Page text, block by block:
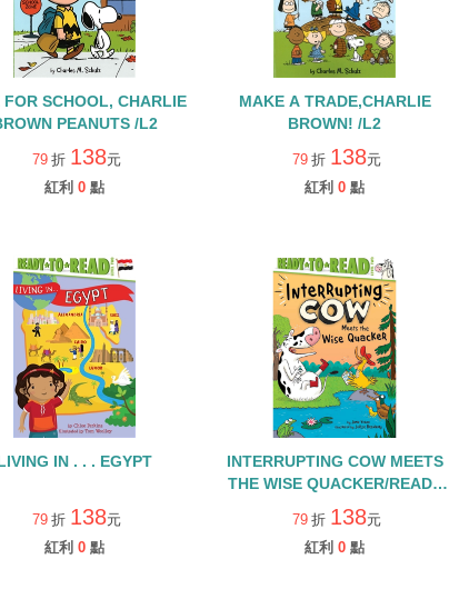
FOR SCHOOL, CHARLIE
PEANUTS /L2
79 折 138元
紅利 0 點
MAKE A TRADE,CHARLIE
BROWN! /L2
79 折 138元
紅利 0 點
IN . . . EGYPT
79 折 138元
紅利 0 點
INTERRUPTING COW MEETS
THE WISE QUACKER/READY
TO READ/L2
79 折 138元
紅利 0 點